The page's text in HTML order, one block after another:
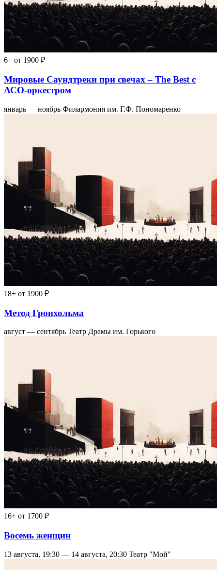
6+ от 1900 ₽
Мировые Саундтреки при свечах – The Best с
АСО-оркестром
январь — ноябрь Филармония им. Г.Ф. Пономаренко
18+ от 1900 ₽
Метод Гронхольма
август — сентябрь Театр Драмы им. Горького
16+ от 1700 ₽
Восемь женщин
13 августа, 19:30 — 14 августа, 20:30 Театр "Мой"